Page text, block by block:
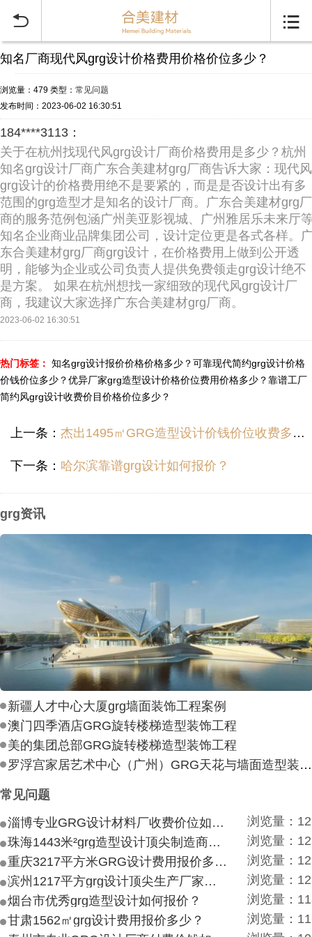
 
知名厂商现代风grg设计价格费用价格价位多少？
浏览量：479 类型： 常见问题
发布时间：2023-06-02 16:30:51
184****3113：
关于在杭州找现代风grg设计厂商价格费用是多少？杭州
知名grg设计厂商广东合美建材grg厂商告诉大家：现代风
grg设计的价格费用绝不是要紧的，而是是否设计出有多
范围的grg造型才是知名的设计厂商。广东合美建材grg厂
商的服务范例包涵广州美亚影视城、广州雅居乐未来厅
知名企业商业品牌集团公司，设计定位更是各式各样。
东合美建材grg厂商grg设计，在价格费用上做到公开透
明，能够为企业或公司负责人提供免费领走grg设计绝不
是方案。 如果在杭州想找一家细致的现代风grg设计厂
商，我建议大家选择广东合美建材grg厂商。
2023-06-02 16:30:51
热门标签： 知名grg设计报价价格价格多少？可靠现代简约grg设计价格
价钱价位多少？优异厂家grg造型设计价格价位费用价格多少？靠谱工厂
简约风grg设计收费价目价格价位多少？
上一条： 杰出1495㎡GRG造型设计价钱价位收费多少？
下一条： 哈尔滨靠谱grg设计如何报价？
grg资讯
新疆人才中心大厦grg墙面装饰工程案例
澳门四季酒店GRG旋转楼梯造型装饰工程
美的集团总部GRG旋转楼梯造型装饰工程
罗浮宫家居艺术中心（广州）GRG天花与墙面造型装饰工程
常见问题
淄博专业GRG设计材料厂收费价位如何？
浏览量：
珠海1443米²grg造型设计顶尖制造商付费付费多少？
浏览量：
重庆3217平方米GRG设计费用报价多少？
浏览量：
滨州1217平方grg设计顶尖生产厂家价目如何？
浏览量：
烟台市优秀grg造型设计如何报价？
浏览量：
甘肃1562㎡grg设计费用报价多少？
浏览量：